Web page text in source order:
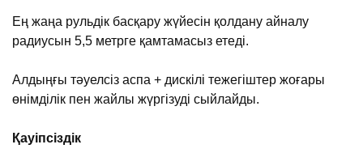
Ең жаңа рульдік басқару жүйесін қолдану айналу
радиусын 5,5 метрге қамтамасыз етеді.
Алдыңғы тәуелсіз аспа + дискілі тежегіштер жоғары
өнімділік пен жайлы жүргізуді сыйлайды.
Қауіпсіздік